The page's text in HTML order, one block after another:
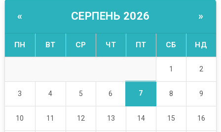
« СЕРПЕНЬ 2026 »
ПН ВТ СР ЧТ ПТ СБ НД
1 2
3 4 5 6 7 8 9
10 11 12 13 14 15 16